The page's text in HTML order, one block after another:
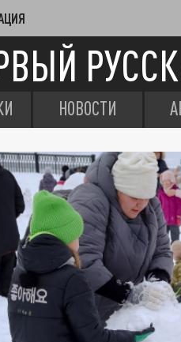
НОВОСТИ